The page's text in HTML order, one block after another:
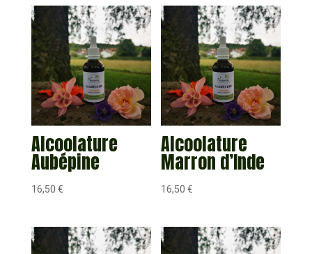
Alcoolature
Aubépine
16,50 €
Alcoolature
Marron d’Inde
16,50€